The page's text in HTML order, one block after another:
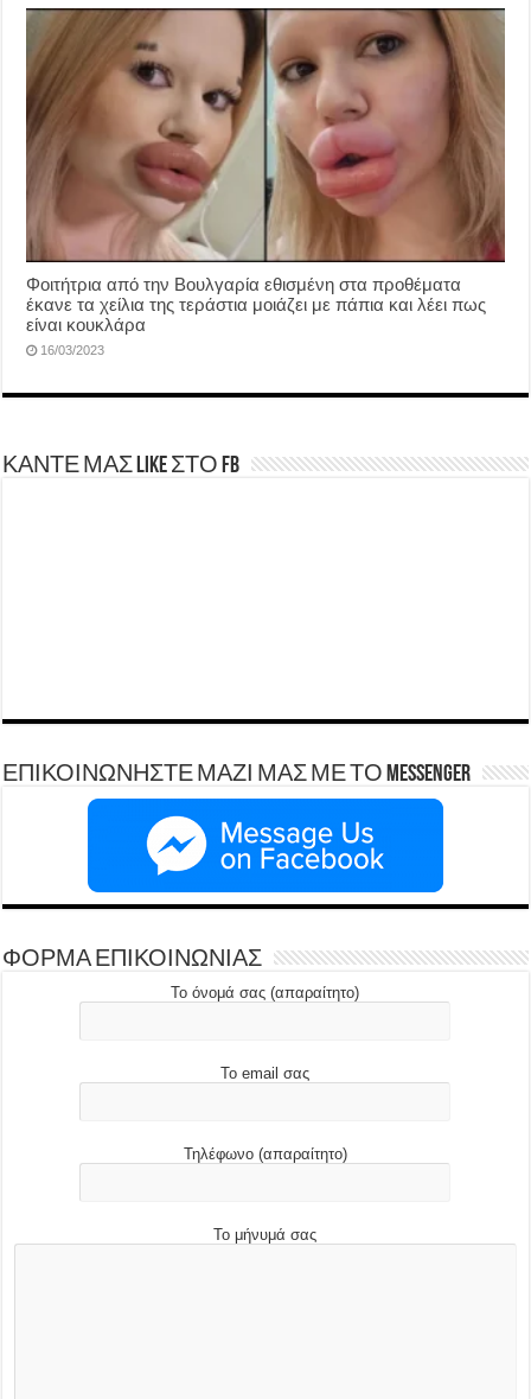
Φοιτήτρια από την Βουλγαρία εθισμένη στα προθέματα
έκανε τα χείλια της τεράστια μοιάζει με πάπια και λέει πως
είναι κουκλάρα
16/03/2023
ΚΑΝΤΕ ΜΑΣ LIKE ΣΤΟ FB
ΕΠΙΚΟΙΝΩΝΗΣΤΕ ΜΑΖΙ ΜΑΣ ΜΕ ΤΟ Messenger
ΦΟΡΜΑ ΕΠΙΚΟΙΝΩΝΙΑΣ
Το όνομά σας (απαραίτητο)
Το email σας
Τηλέφωνο (απαραίτητο)
Το μήνυμά σας